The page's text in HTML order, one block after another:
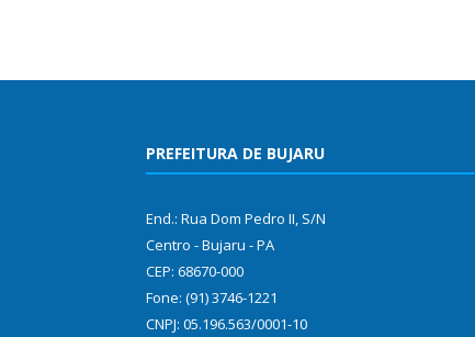
PREFEITURA DE BUJARU
End.: Rua Dom Pedro II, S/N
Centro - Bujaru - PA
CEP: 68670-000
Fone: (91) 3746-1221
CNPJ: 05.196.563/0001-10